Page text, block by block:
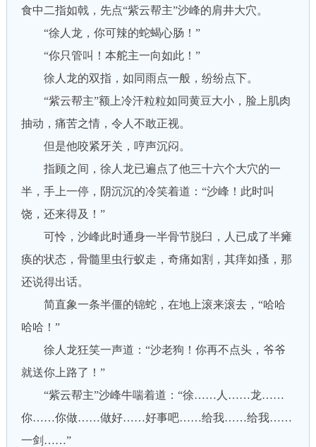
食中二指如戟，先点“紫云帮主”沙峰的肩井大穴。
“徐人龙，你可辣的蛇蝎心肠！”
“你只管叫！本舵主一向如此！”
徐人龙的双指，如同雨点一般，纷纷点下。
“紫云帮主”额上冷汗粒粒如同黄豆大小，脸上肌肉
抽动，痛苦之情，令人不敢正视。
但是他咬紧牙关，哼声沉闷。
指顾之间，徐人龙已遍点了他三十六个大穴的一
半，手上一停，阴沉沉的冷笑着道：“沙峰！此时叫
饶，还来得及！”
可怜，沙峰此时通身一半骨节脱臼，人已成了半瘫
痪的状态，骨髓里虫行蚁走，奇痛如割，其痒如搔，那
还说得出话。
简直象一条半僵的锦蛇，在地上滚来滚去，“哈哈
哈哈！”
徐人龙狂笑一声道：“沙老狗！你再不点头，爷爷
就送你上路了！”
“紫云帮主”沙峰牛喘着道：“徐……人……龙……
你……你做……做好……好事吧……给我……给我……
一剑……”